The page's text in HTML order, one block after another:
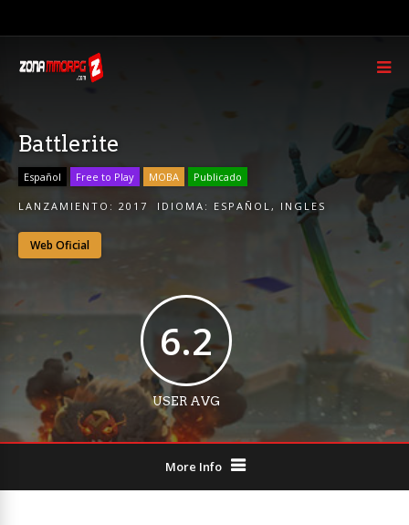
Battlerite
Español Free to Play MOBA Publicado
LANZAMIENTO: 2017 IDIOMA: ESPAÑOL, INGLES
Web Oficial
6.2
USER AVG
More Info